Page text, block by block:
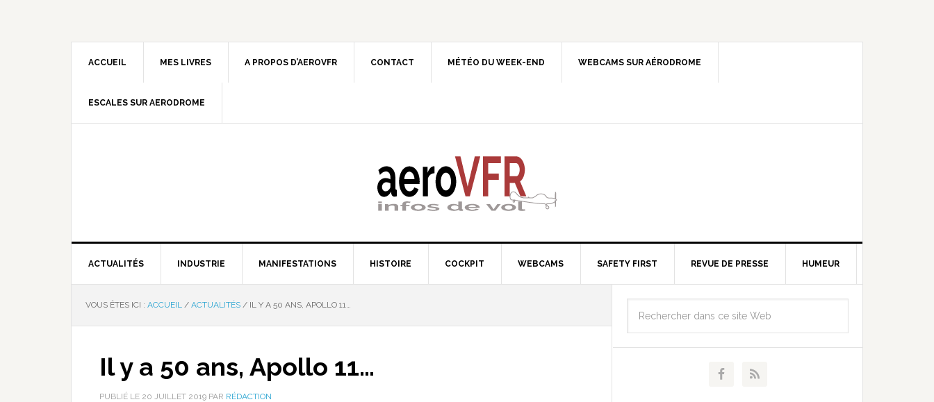
ACCUEIL MES LIVRES A PROPOS D’AEROVFR CONTACT MÉTÉO DU WEEK-END WEBCAMS SUR AÉRODROME
ESCALES SUR AERODROME
ACTUALITÉS INDUSTRIE MANIFESTATIONS HISTOIRE COCKPIT WEBCAMS SAFETY FIRST REVUE DE PRESSE HUMEUR
VOUS ÊTES ICI : ACCUEIL / ACTUALITÉS / IL Y A 50 ANS, APOLLO 11…
Il y a 50 ans, Apollo 11…
PUBLIÉ LE 20 JUILLET 2019 PAR RÉDACTION